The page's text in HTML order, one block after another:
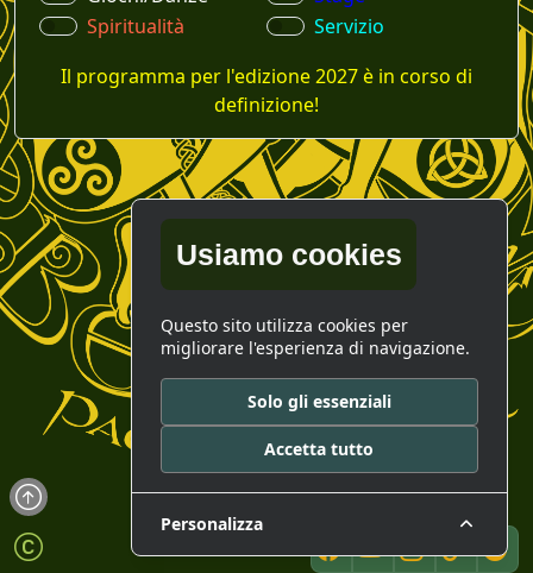
Spiritualità
Servizio
Il programma per l'edizione 2027 è in corso di
definizione!
Usiamo cookies
Questo sito utilizza cookies per
migliorare l'esperienza di navigazione.
Solo gli essenziali
Accetta tutto
Personalizza